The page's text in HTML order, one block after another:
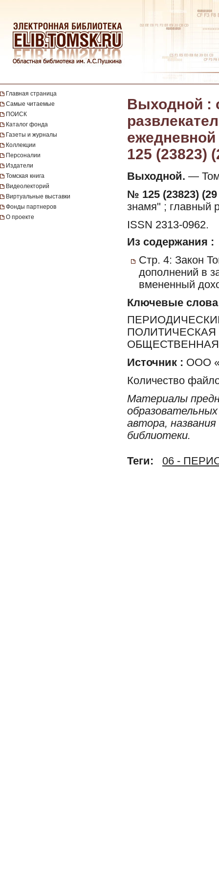
Главная страница
Самые читаемые
ПОИСК
Каталог фонда
Газеты и журналы
Коллекции
Персоналии
Издатели
Томская книга
Видеолекторий
Виртуальные выставки
Фонды партнеров
О проекте
Выходной :
125 (23823)
Выходной. —
№ 125 (23823)
знамя" ; главный
ISSN 2313-0962.
Из содержания :
Стр. 4: Закон
дополнений в
вмененный
Ключевые слова
Источник : ООО
Количество
Материалы
автора,
библиотеки.
Теги: 06 -